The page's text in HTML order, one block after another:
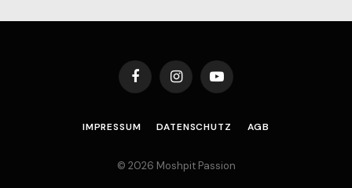
FacebookInstagramYouTube
IMPRESSUM DATENSCHUTZ AGB
© 2026 Moshpit Passion